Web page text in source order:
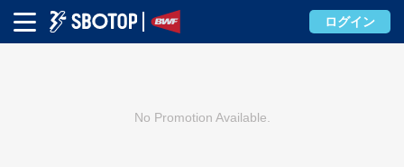
ログイン
No Promotion Available.